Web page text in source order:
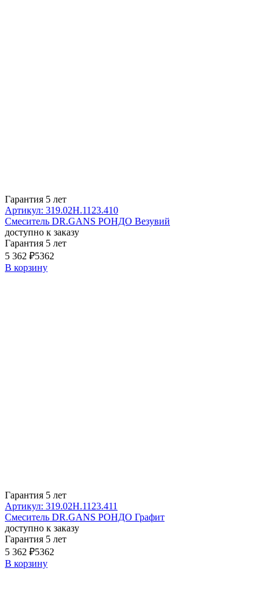
Гарантия 5 лет
Артикул: 319.02H.1123.410
Смеситель DR.GANS РОНДО Везувий
доступно к заказу
Гарантия 5 лет
5 362 ₽5362
В корзину
Гарантия 5 лет
Артикул: 319.02H.1123.411
Смеситель DR.GANS РОНДО Графит
доступно к заказу
Гарантия 5 лет
5 362 ₽5362
В корзину